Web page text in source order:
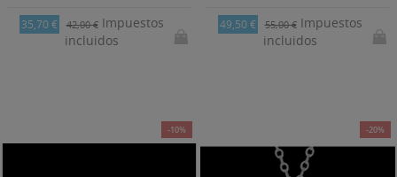
35,70 € 42,00 €Impuestos
incluidos
49,50 € 55,00 €Impuestos
incluidos
-10% -20%